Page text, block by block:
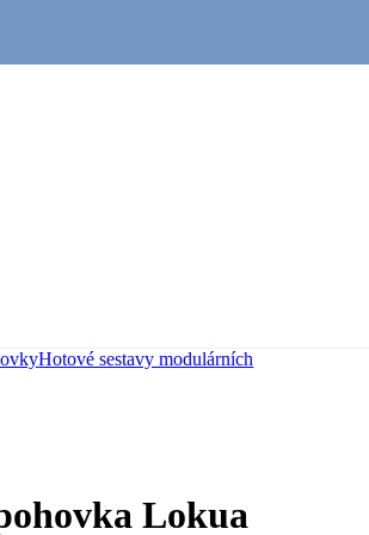
Hotové sestavy modulárních
Lokua